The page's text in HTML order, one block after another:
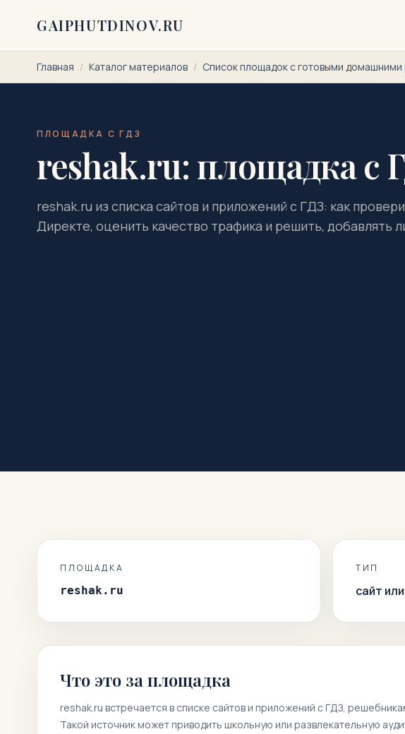
GAIPHUTDINOV.RU
Главная / Каталог материалов / Список площадок с готовыми
ПЛОЩАДКА С ГДЗ
reshak.ru: площадка с
reshak.ru из списка сайтов и приложений с ГДЗ: как
Директе, оценить качество трафика и решить, добавлять
ПЛОЩАДКА
reshak.ru
ТИП
сайт
Что это за площадка
reshak.ru встречается в списке сайтов и приложений с ГДЗ,
Такой источник может приводить школьную или развлекательную